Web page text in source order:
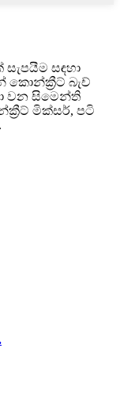
සඳහා
කොන්ක්‍රීට් බැච්
වන සිමෙන්ති
මික්සර්, පටි